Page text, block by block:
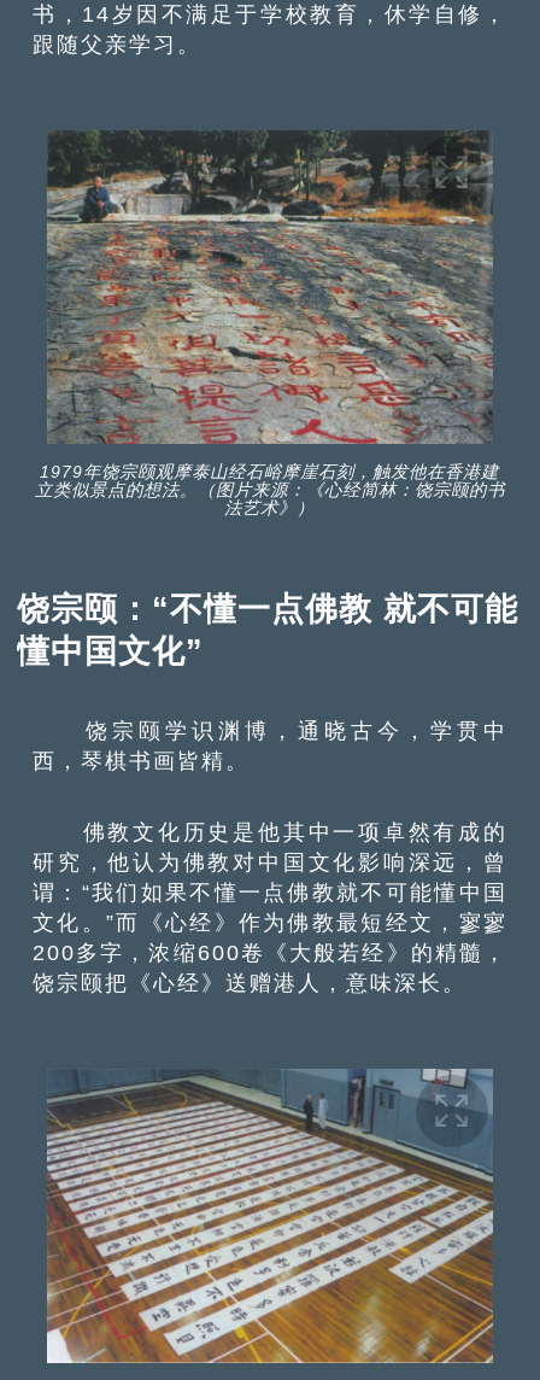
书，14岁因不满足于学校教育，休学自修，
跟随父亲学习。
1979年饶宗颐观摩泰山经石峪摩崖石刻，触发他在香港建
立类似景点的想法。（图片来源：《心经简林：饶宗颐的书
法艺术》）
饶宗颐：“不懂一点佛教 就不可能
懂中国文化”
饶宗颐学识渊博，通晓古今，学贯中
西，琴棋书画皆精。
佛教文化历史是他其中一项卓然有成的
研究，他认为佛教对中国文化影响深远，曾
谓：“我们如果不懂一点佛教就不可能懂中国
文化。”而《心经》作为佛教最短经文，寥寥
200多字，浓缩600卷《大般若经》的精髓，
饶宗颐把《心经》送赠港人，意味深长。